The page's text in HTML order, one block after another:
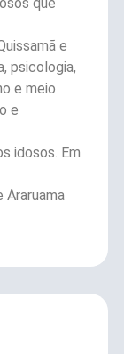
e
psicologia,
e meio
e
idosos. Em
Araruama